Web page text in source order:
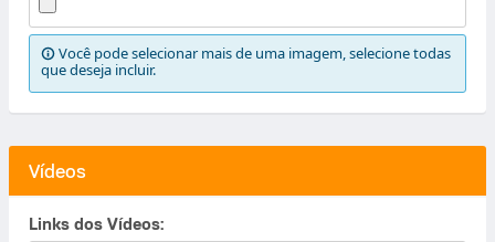
Você pode selecionar mais de uma imagem, selecione todas
que deseja incluir.
Vídeos
Links dos Vídeos: